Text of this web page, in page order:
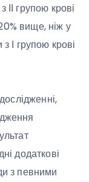
групою крові
вище, ніж у
І групою крові
додаткові
з певними